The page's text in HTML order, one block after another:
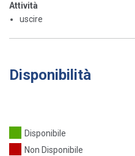
Attività
uscire
Disponibilità
Disponibile
Non Disponibile